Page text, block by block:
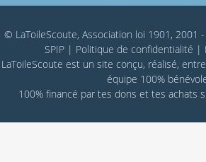
© LaToileScoute, Association loi 1901, 2001
SPIP| Politique de confidentialité |
LaToileScoute est un site conçu, réalisé,
équipe 100%
100% financé par tes dons et tes achats